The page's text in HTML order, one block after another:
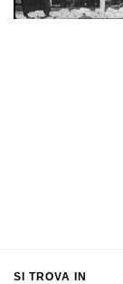
SI TROVA IN